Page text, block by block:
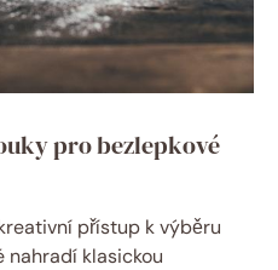
‌pro⁤ bezlepkové​
přístup⁤ k výběru
nahradí klasickou